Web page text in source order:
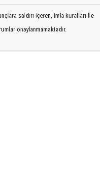
saldırı içeren, imla kuralları ile
onaylanmamaktadır.